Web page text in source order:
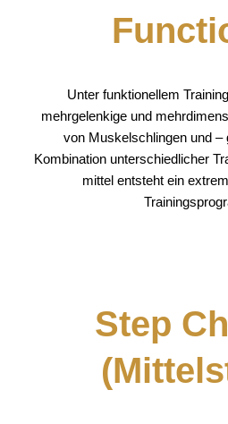
Unter funktionellem
mehrgelenkige und
von Muskelschlingen und –
Kombination unterschiedlicher
mittel entsteht ein
Step